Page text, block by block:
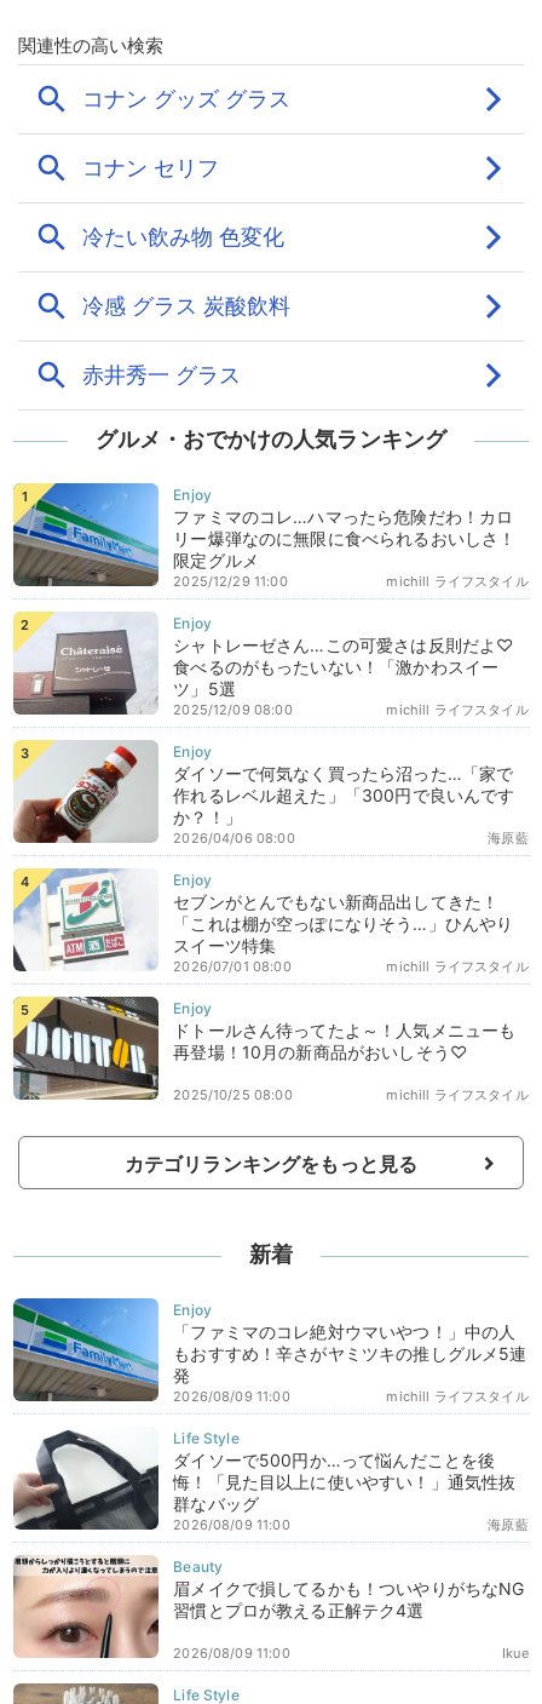
グルメ・おでかけの人気ランキング
ファミマのコレ…ハマったら危険だわ！カロ
リー爆弾なのに無限に食べられるおいしさ！
限定グルメ
michill ライフスタイル
2025/12/29 11:00
シャトレーゼさん…この可愛さは反則だよ♡
食べるのがもったいない！「激かわスイー
ツ」5選
michill ライフスタイル
2025/12/09 08:00
ダイソーで何気なく買ったら沼った…「家で
作れるレベル超えた」「300円で良いんです
か？！」
海原藍
2026/04/06 08:00
セブンがとんでもない新商品出してきた！
「これは棚が空っぽになりそう…」ひんやり
スイーツ特集
michill ライフスタイル
2026/07/01 08:00
ドトールさん待ってたよ～！人気メニューも
再登場！10月の新商品がおいしそう♡
michill ライフスタイル
2025/10/25 08:00
カテゴリランキングをもっと見る
新着
「ファミマのコレ絶対ウマいやつ！」中の人
もおすすめ！辛さがヤミツキの推しグルメ5連
発
michill ライフスタイル
2026/08/09 11:00
ダイソーで500円か…って悩んだことを後
悔！「見た目以上に使いやすい！」通気性抜
群なバッグ
海原藍
2026/08/09 11:00
眉メイクで損してるかも！ついやりがちなNG
習慣とプロが教える正解テク4選
Ikue
2026/08/09 11:00